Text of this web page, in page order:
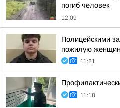
погиб человек
12:09
Полицейскими
пожилую
11:21
11:18